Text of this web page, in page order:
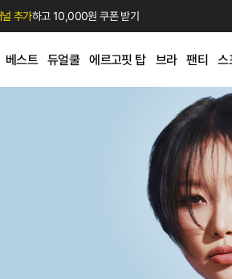
추가하고 10,000원 쿠폰 받기
베스트 듀얼쿨 에르고핏 탑 브라 팬티 스